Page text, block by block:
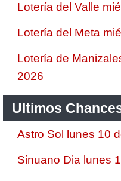
Lotería del Valle
Lotería del Meta
Lotería de
2026
Ultimos
Astro Sol lunes 10
Sinuano Dia lunes